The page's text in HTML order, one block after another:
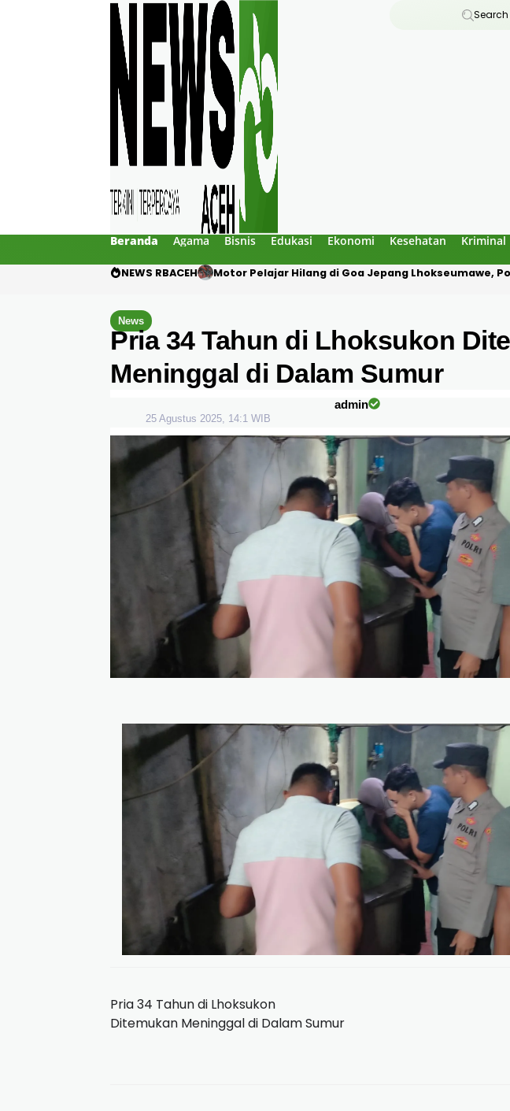
Search
Beranda Agama Bisnis Edukasi Ekonomi Kesehatan Kriminal
NEWS RBACEH Mengaku Polisi, Tiga Pria Diduga Culik Warga di
News
Pria 34 Tahun di Lhoksukon
Meninggal di Dalam Sumur
admin
25 Agustus 2025, 14:1 WIB
Pria 34 Tahun di Lhoksukon
Ditemukan Meninggal di Dalam Sumur